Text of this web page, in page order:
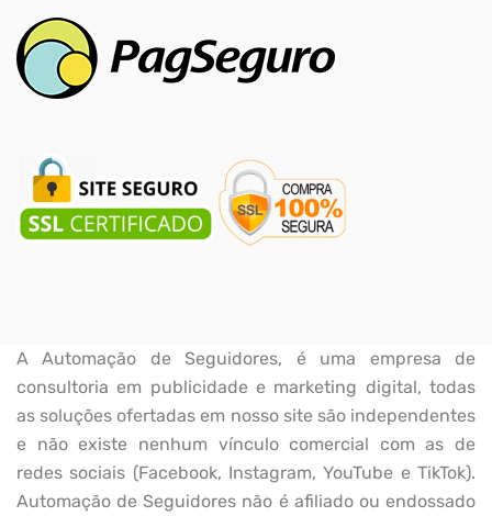
A Automação de Seguidores, é uma empresa de
consultoria em publicidade e marketing digital, todas
as soluções ofertadas em nosso site são independentes
e não existe nenhum vínculo comercial com as de
redes sociais (Facebook, Instagram, YouTube e TikTok).
Automação de Seguidores não é afiliado ou endossado